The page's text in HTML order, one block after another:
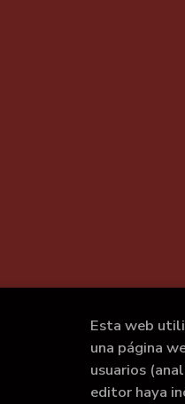
Esta web
una página
usuarios
editor haya